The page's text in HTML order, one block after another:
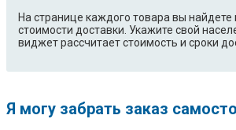
На странице каждого товара вы
стоимости доставки. Укажите свой
виджет рассчитает стоимость и сроки
Я могу забрать заказ